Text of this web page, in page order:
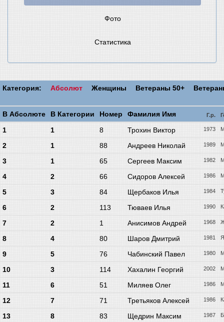
Фото
Статистика
Категория: Абсолют Женщины Ветераны 50+
В Абсолюте В Категории Номер Фамилия Имя Г.р.
1 1 8 Трохин Виктор 1973
2 1 88 Андреев Николай 1989
3 1 65 Сергеев Максим 1982
4 2 66 Сидоров Алексей 1986
5 3 84 Щербаков Илья 1984
6 2 113 Тюваев Илья 1990
7 2 1 Анисимов Андрей 1968
8 4 80 Шаров Дмитрий 1981
9 5 76 Чабинский Павел 1980
10 3 114 Хахалин Георгий 2002
11 6 51 Миляев Олег 1986
12 7 71 Третьяков Алексей 1986
13 8 83 Щедрин Максим 1987